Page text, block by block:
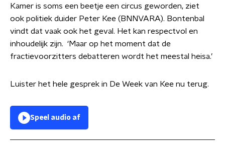
Kamer is soms een beetje een circus geworden, ziet
ook politiek duider Peter Kee (BNNVARA). Bontenbal
vindt dat vaak ook het geval. Het kan respectvol en
inhoudelijk zijn. ‘Maar op het moment dat de
fractievoorzitters debatteren wordt het meestal heisa.’
Luister het hele gesprek in De Week van Kee nu terug.
Speel audio af